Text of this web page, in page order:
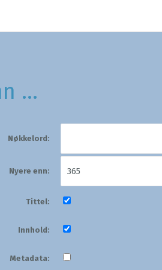
...
Nøkkelord:
Nyere enn:
Tittel:
Innhold:
Metadata: